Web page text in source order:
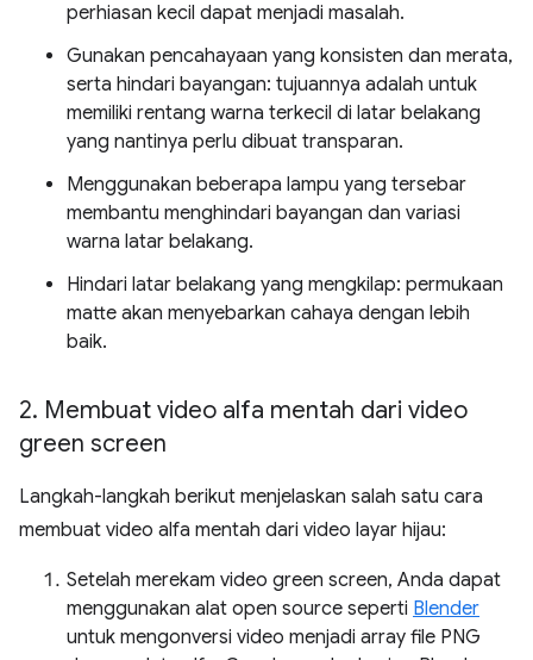
perhiasan kecil dapat menjadi masalah.
Gunakan pencahayaan yang konsisten dan merata,
serta hindari bayangan: tujuannya adalah untuk
memiliki rentang warna terkecil di latar belakang
yang nantinya perlu dibuat transparan.
Menggunakan beberapa lampu yang tersebar
membantu menghindari bayangan dan variasi
warna latar belakang.
Hindari latar belakang yang mengkilap: permukaan
matte akan menyebarkan cahaya dengan lebih
baik.
2. Membuat video alfa mentah dari video
green screen
Langkah-langkah berikut menjelaskan salah satu cara
membuat video alfa mentah dari video layar hijau:
Setelah merekam video green screen, Anda dapat
menggunakan alat open source seperti Blender
untuk mengonversi video menjadi array file PNG